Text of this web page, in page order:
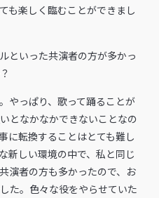
も楽しく臨むことができまし
といった共演者の方が多かっ
っぱり、歌って踊ることが
となかなかできないことなの
に転換することはとても難し
新しい環境の中で、私と同じ
演者の方も多かったので、お
た。色々な役をやらせていた